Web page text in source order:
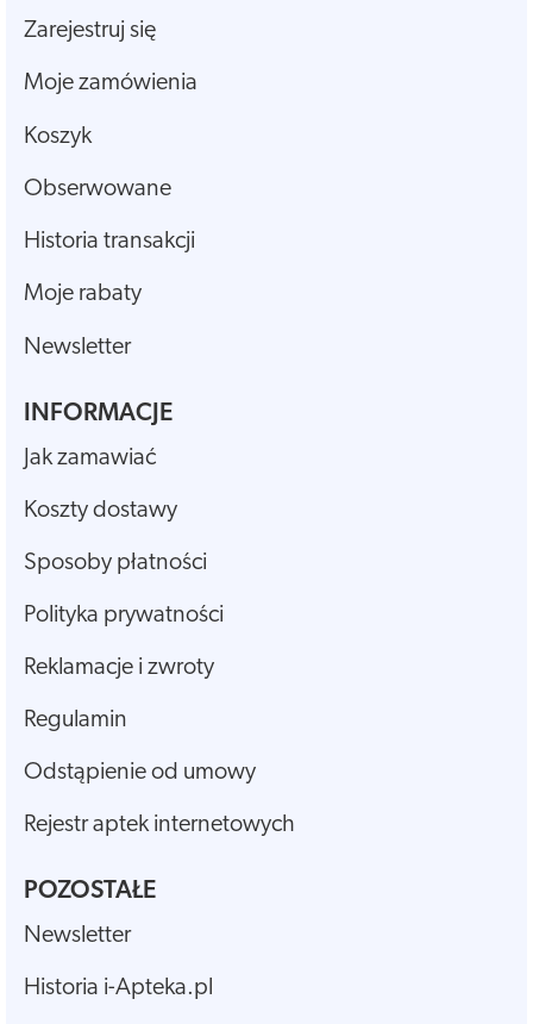
Zarejestruj się
Moje zamówienia
Koszyk
Obserwowane
Historia transakcji
Moje rabaty
Newsletter
INFORMACJE
Jak zamawiać
Koszty dostawy
Sposoby płatności
Polityka prywatności
Reklamacje i zwroty
Regulamin
Odstąpienie od umowy
Rejestr aptek internetowych
POZOSTAŁE
Newsletter
Historia i-Apteka.pl